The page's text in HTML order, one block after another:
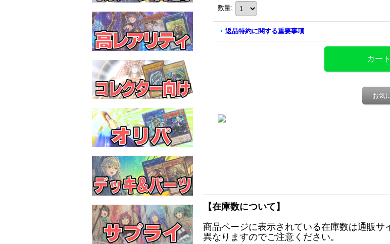
数量:
返品特約に関する重要事項
お気
【在庫数について】
商品ページに表示されている在庫数は通販
異なりますのでご注意ください。